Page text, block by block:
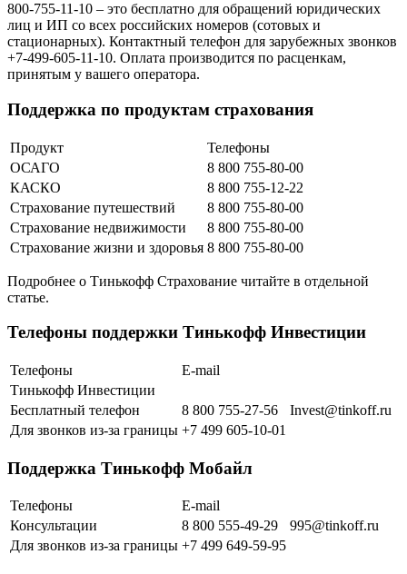
800-755-11-10 – это бесплатно для обращений юридических
лиц и ИП со всех российских номеров (сотовых и
стационарных). Контактный телефон для зарубежных звонков
+7-499-605-11-10. Оплата производится по расценкам,
принятым у вашего оператора.
Поддержка по продуктам страхования
Продукт
Телефоны
ОСАГО
8 800 755-80-00
КАСКО
8 800 755-12-22
Страхование путешествий
8 800 755-80-00
Страхование недвижимости
8 800 755-80-00
Страхование жизни и здоровья 8 800 755-80-00
Подробнее о Тинькофф Страхование читайте в отдельной
статье.
Телефоны поддержки Тинькофф Инвестиции
Телефоны
E-mail
Тинькофф Инвестиции
Бесплатный телефон
8 800 755-27-56
Invest@tinkoff.ru
Для звонков из-за границы +7 499 605-10-01
Поддержка Тинькофф Мобайл
Телефоны
E-mail
Консультации
8 800 555-49-29
995@tinkoff.ru
Для звонков из-за границы +7 499 649-59-95